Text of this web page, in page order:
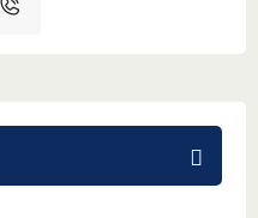
Adaptörler
Aksesuarlar